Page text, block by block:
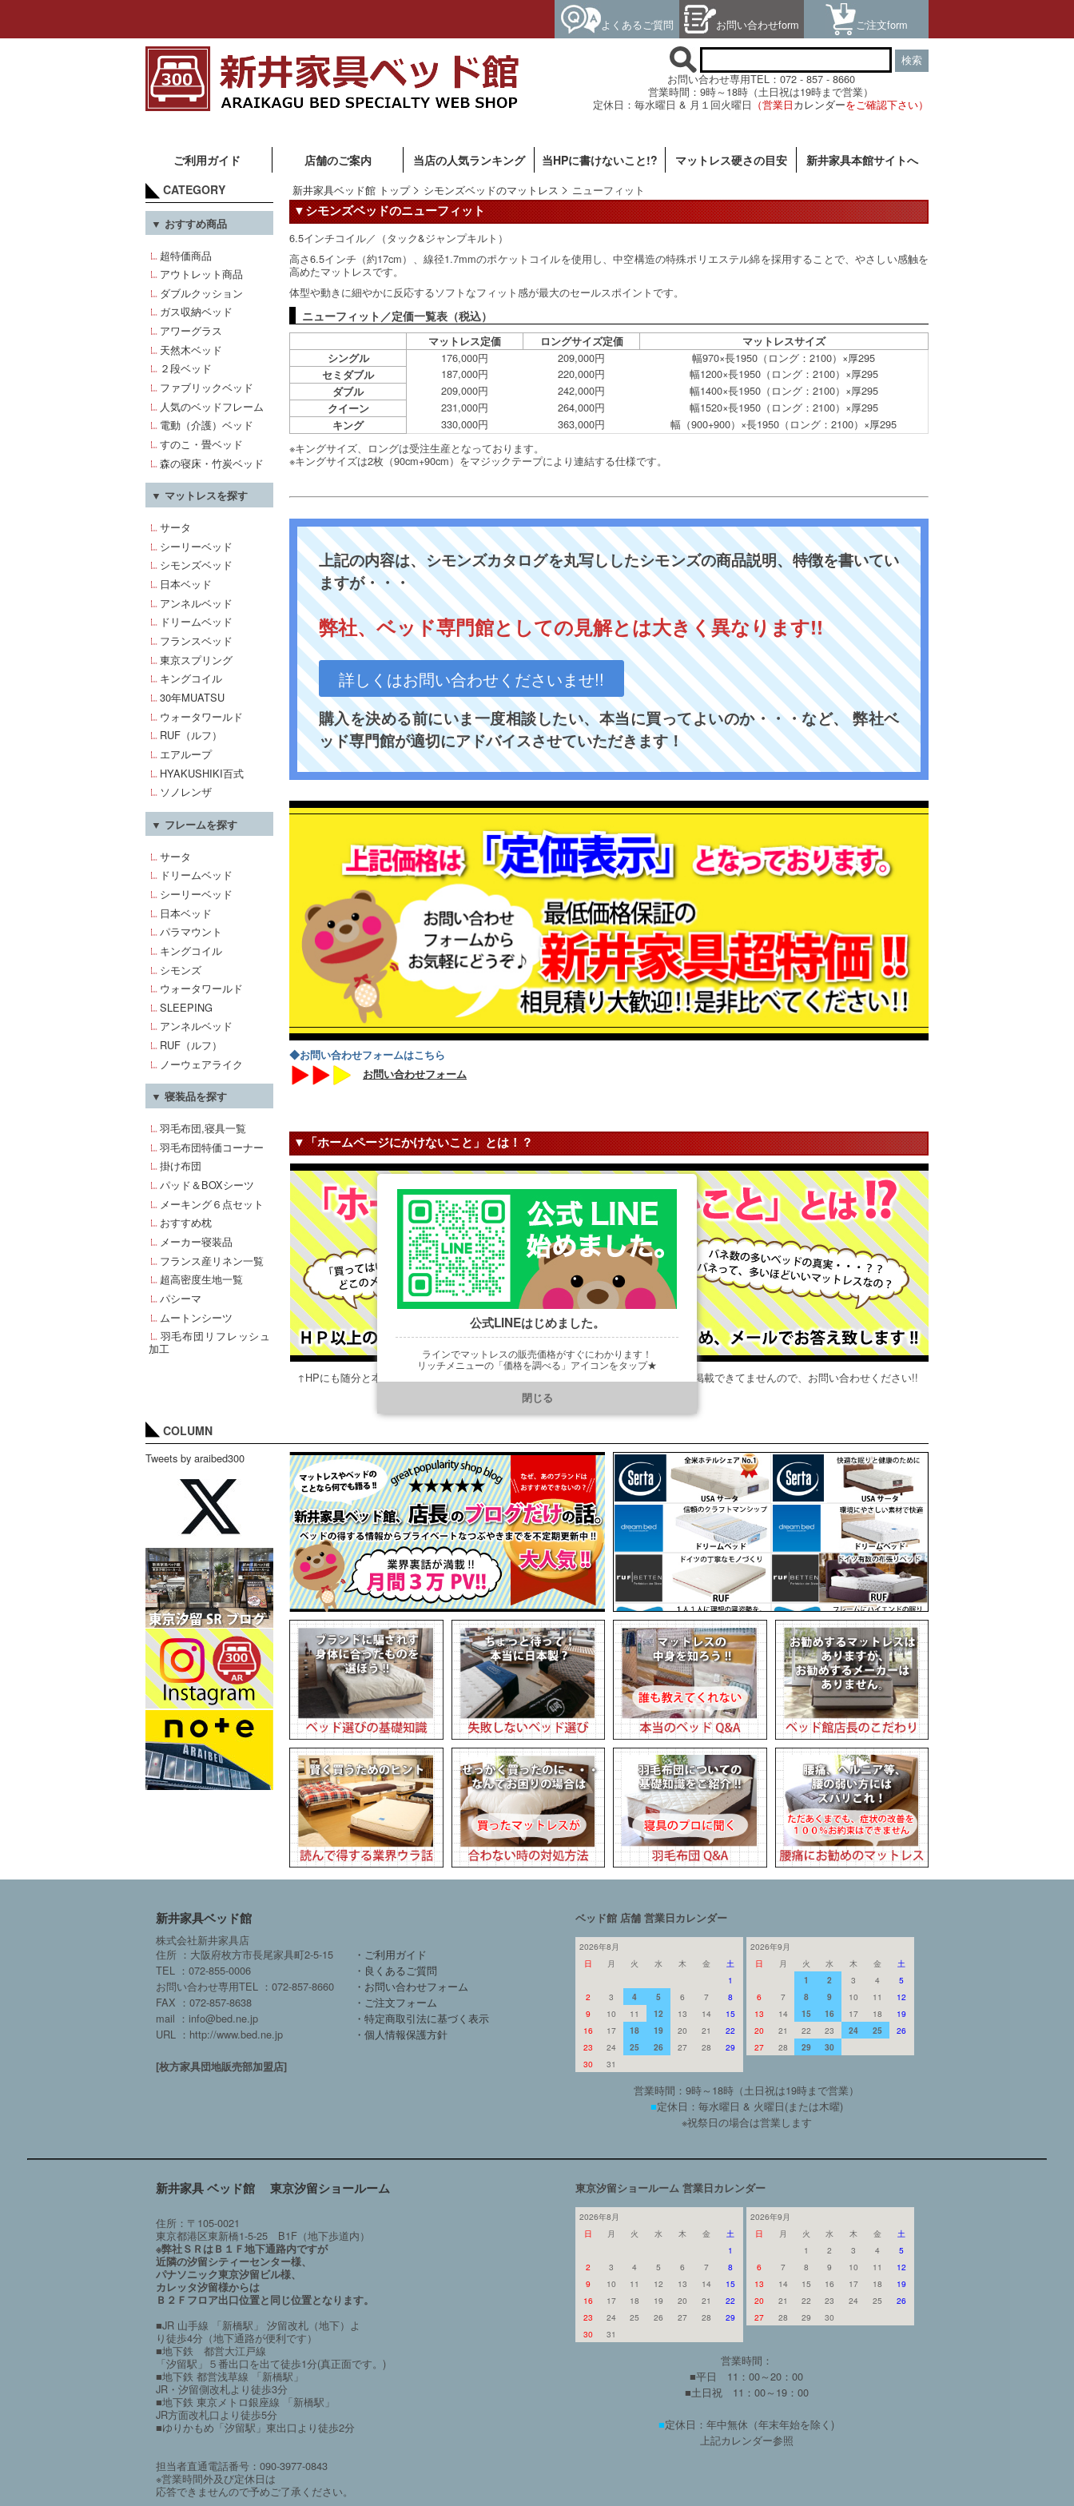
よくあるご質問 お問い合わせform ご注文form
検索
お問い合わせ専用TEL：072 - 857 - 8660
営業時間：9時～18時（土日祝は19時まで営業）
定休日：毎水曜日 & 月１回火曜日 （営業日カレンダーをご確認下さい）
ご利用ガイド 店舗のご案内 当店の人気ランキング 当HPに書けないこと!? マットレス硬さの目安
新井家具本館サイトへ
CATEGORY
▼ おすすめ商品
超特価商品
アウトレット商品
ダブルクッション
ガス収納ベッド
アワーグラス
天然木ベッド
２段ベッド
ファブリックベッド
人気のベッドフレーム
電動（介護）ベッド
すのこ・畳ベッド
森の寝床・竹炭ベッド
▼ マットレスを探す
サータ
シーリーベッド
シモンズベッド
日本ベッド
アンネルベッド
ドリームベッド
フランスベッド
東京スプリング
キングコイル
30年MUATSU
ウォータワールド
RUF（ルフ）
エアループ
HYAKUSHIKI百式
ソノレンザ
▼ フレームを探す
サータ
ドリームベッド
シーリーベッド
日本ベッド
パラマウント
キングコイル
シモンズ
ウォータワールド
SLEEPING
アンネルベッド
RUF（ルフ）
ノーウェアライク
▼ 寝装品を探す
羽毛布団,寝具一覧
羽毛布団特価コーナー
掛け布団
パッド＆BOXシーツ
メーキング６点セット
おすすめ枕
メーカー寝装品
フランス産リネン一覧
超高密度生地一覧
パシーマ
ムートンシーツ
羽毛布団リフレッシュ
加工
新井家具ベッド館 トップ シモンズベッドのマットレス ニューフィット
▼シモンズベッドのニューフィット
6.5インチコイル／（タック&ジャンプキルト）
高さ6.5インチ（約17cm）、線径1.7mmのポケットコイルを使用し、中空構造の特殊ポリエステル綿を採用することで、やさしい感触を
高めたマットレスです。
体型や動きに細やかに反応するソフトなフィット感が最大のセールスポイントです。
ニューフィット／定価一覧表（税込）
マットレス定価 ロングサイズ定価
マットレスサイズ
シングル
176,000円 209,000円 幅970×長1950（ロング：2100）×厚295
セミダブル 187,000円 220,000円 幅1200×長1950（ロング：2100）×厚295
ダブル 209,000円 242,000円 幅1400×長1950（ロング：2100）×厚295
クイーン 231,000円 264,000円 幅1520×長1950（ロング：2100）×厚295
キング 330,000円 363,000円
幅（900+900）×長1950（ロング：2100）×厚295
※キングサイズ、ロングは受注生産となっております。
※キングサイズは2枚（90cm+90cm）をマジックテープにより連結する仕様です。
上記の内容は、シモンズカタログを丸写ししたシモンズの商品説明、特徴を書いてい
ますが・・・
弊社、ベッド専門館としての見解とは大きく異なります!!
詳しくはお問い合わせくださいませ!!
購入を決める前にいま一度相談したい、本当に買ってよいのか・・・など、 弊社ベ
ッド専門館が適切にアドバイスさせていただきます！
◆お問い合わせフォームはこちら
お問い合わせフォーム
▼「ホームページにかけないこと」とは！？
↑HPにも随分と本音を書いておりますが、まだまだ書きたい事、言いたい事の半分も掲載できてませんので、お問い合わせください!!
COLUMN
Tweets by araibed300
新井家具ベッド館
株式会社新井家具店
住所 ：大阪府枚方市長尾家具町2-5-15
TEL ：072-855-0006
お問い合わせ専用TEL ：072-857-8660
FAX ：072-857-8638
mail ：info@bed.ne.jp
URL ：http://www.bed.ne.jp
[枚方家具団地販売部加盟店]
・ご利用ガイド
・良くあるご質問
・お問い合わせフォーム
・ご注文フォーム
・特定商取引法に基づく表示
・個人情報保護方針
ベッド館 店舗 営業日カレンダー
2026年8月
日
月 火 水 木 金
土
1
2
3 4 5 6 7
8
9
10 11 12 13 14
15
16
17 18 19 20 21
22
23
24 25 26 27 28
29
30
31
2026年9月
日
月 火 水 木 金
土
1
2 3 4
5
6
7 8 9 10 11
12
13
14 15 16 17 18
19
20
21 22 23 24 25
26
27
28 29 30
営業時間：9時～18時（土日祝は19時まで営業）
■定休日：毎水曜日 & 火曜日(または木曜)
※祝祭日の場合は営業します
新井家具 ベッド館 東京汐留ショールーム
住所：〒105-0021
東京都港区東新橋1-5-25 B1F（地下歩道内）
※弊社ＳＲはＢ１Ｆ地下通路内ですが
近隣の汐留シティーセンター様、
パナソニック東京汐留ビル様、
カレッタ汐留様からは
Ｂ２Ｆフロア出口位置と同じ位置となります。
■JR 山手線 「新橋駅」 汐留改札（地下）よ
り徒歩4分（地下通路が便利です）
■地下鉄 都営大江戸線
「汐留駅」５番出口を出て徒歩1分(真正面です。)
■地下鉄 都営浅草線 「新橋駅」
JR・汐留側改札より徒歩3分
■地下鉄 東京メトロ銀座線 「新橋駅」
JR方面改札口より徒歩5分
■ゆりかもめ「汐留駅」東出口より徒歩2分
担当者直通電話番号：090-3977-0843
※営業時間外及び定休日は
応答できませんので予めご了承ください。
東京汐留ショールーム 営業日カレンダー
2026年8月
日
月 火 水 木 金
土
1
2
3 4 5 6 7
8
9
10 11 12 13 14
15
16
17 18 19 20 21
22
23
24 25 26 27 28
29
30
31
2026年9月
日
月 火 水 木 金
土
1
2 3 4
5
6
7 8 9 10 11
12
13
14 15 16 17 18
19
20
21 22 23 24 25
26
27
28 29 30
営業時間：
■平日 11：00～20：00
■土日祝 11：00～19：00
■定休日：年中無休（年末年始を除く)
上記カレンダー参照
公式LINEはじめました。
ラインでマットレスの販売価格がすぐにわかります！
リッチメニューの「価格を調べる」アイコンをタップ★
https://line.me/R/ti/p/@901ptzjz
閉じる